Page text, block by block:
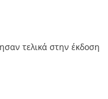
τελικά στην έκδοση